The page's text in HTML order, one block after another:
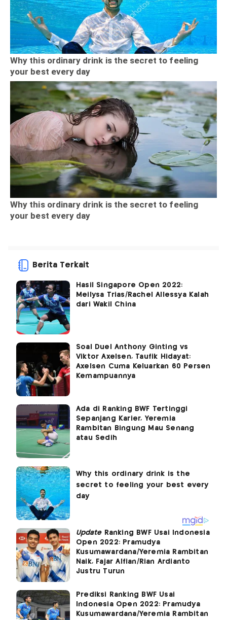
Berita Terkait
Hasil Singapore Open 2022:
Meilysa Trias/Rachel Allessya Kalah
dari Wakil China
Soal Duel Anthony Ginting vs
Viktor Axelsen, Taufik Hidayat:
Axelsen Cuma Keluarkan 60 Persen
Kemampuannya
Ada di Ranking BWF Tertinggi
Sepanjang Karier, Yeremia
Rambitan Bingung Mau Senang
atau Sedih
UpdateRanking BWF Usai Indonesia
Open 2022: Pramudya
Kusumawardana/Yeremia Rambitan
Naik, Fajar Alfian/Rian Ardianto
Justru Turun
Prediksi Ranking BWF Usai
Indonesia Open 2022: Pramudya
Kusumawardana/Yeremia Rambitan